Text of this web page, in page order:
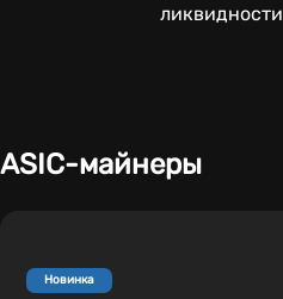
ликвидности
ASIC-майнеры
Новинка